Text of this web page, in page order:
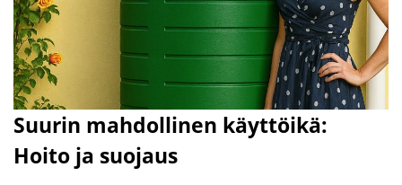
Suurin mahdollinen käyttöikä:
Hoito ja suojaus